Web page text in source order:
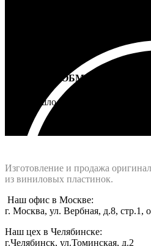
ВОЗВРАТ И ОБМЕН
Не подошло - вернем деньги
Изготовление и продажа
из виниловых пластинок.
Наш офис в Москве:
г. Москва, ул. Вербная, д.8, стр.1,
Наш цех в Челябинске:
г.Челябинск, ул.Томинская, д.2